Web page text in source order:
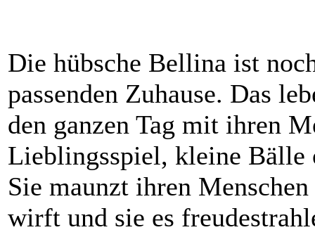
Die hübsche Bellina ist
passenden Zuhause. Das
den ganzen Tag mit ihren
Lieblingsspiel, kleine Bälle
Sie maunzt ihren
wirft und sie es